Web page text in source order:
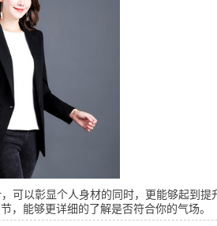
可以彰显个人身材的同时，更能够起到
，能够更详细的了解是否符合你的气场。